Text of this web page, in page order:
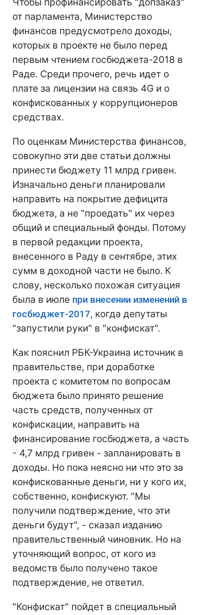
Чтобы профинансировать "допзаказ"
от парламента, Министерство
финансов предусмотрело доходы,
которых в проекте не было перед
первым чтением госбюджета-2018 в
Раде. Среди прочего, речь идет о
плате за лицензии на связь 4G и о
конфискованных у коррупционеров
средствах.
По оценкам Министерства финансов,
совокупно эти две статьи должны
принести бюджету 11 млрд гривен.
Изначально деньги планировали
направить на покрытие дефицита
бюджета, а не "проедать" их через
общий и специальный фонды. Потому
в первой редакции проекта,
внесенного в Раду в сентябре, этих
сумм в доходной части не было. К
слову, несколько похожая ситуация
была в июле при внесении изменений в
госбюджет-2017, когда депутаты
"запустили руки" в "конфискат".
Как пояснил РБК-Украина источник в
правительстве, при доработке
проекта с комитетом по вопросам
бюджета было принято решение
часть средств, полученных от
конфискации, направить на
финансирование госбюджета, а часть
- 4,7 млрд гривен - запланировать в
доходы. Но пока неясно ни что это за
конфискованные деньги, ни у кого их,
собственно, конфискуют. "Мы
получили подтверждение, что эти
деньги будут", - сказал изданию
правительственный чиновник. Но на
уточняющий вопрос, от кого из
ведомств было получено такое
подтверждение, не ответил.
"Конфискат" пойдет в специальный